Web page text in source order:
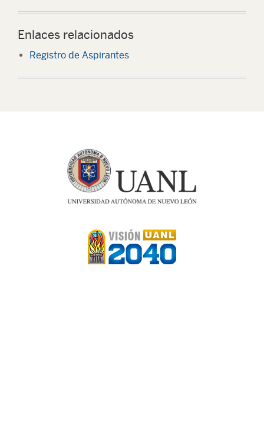
Enlaces relacionados
Registro de Aspirantes